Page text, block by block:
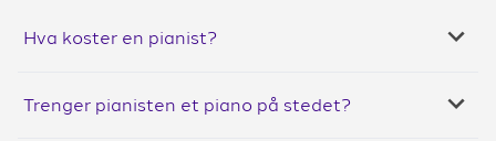
Hva koster en pianist?
Trenger pianisten et piano på stedet?